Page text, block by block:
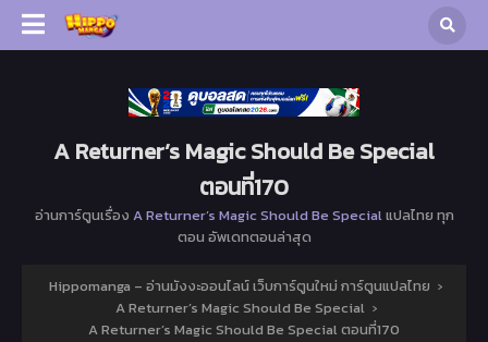
A Returner’s Magic Should Be Special
ตอนที่170
อ่านการ์ตูนเรื่อง A Returner’s Magic Should Be Specialแปลไทย ทุก
ตอน อัพเดทตอนล่าสุด
Hippomanga – อ่านมังงะออนไลน์ เว็บการ์ตูนใหม่ การ์ตูนแปลไทย ›
A Returner’s Magic Should Be Special ›
A Returner’s Magic Should Be Special ตอนที่170